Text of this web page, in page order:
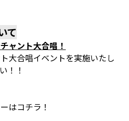
て
ャント大合唱！
大合唱イベントを実施いたし
！！
はコチラ！